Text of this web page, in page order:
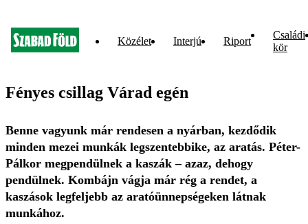
Közélet Interjú Riport
Családi
kör
Fényes csillag Várad egén
Benne vagyunk már rendesen a nyárban, kezdődik
minden mezei munkák legszentebbike, az aratás. Péter-
Pálkor megpendülnek a kaszák – azaz, dehogy
pendülnek. Kombájn vágja már rég a rendet, a
kaszások legfeljebb az aratóünnepségeken látnak
munkához.